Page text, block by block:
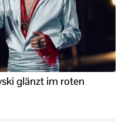
glänzt im roten